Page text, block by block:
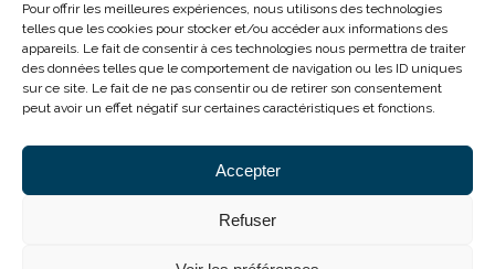
Pour offrir les meilleures expériences, nous utilisons des technologies
telles que les cookies pour stocker et/ou accéder aux informations des
appareils. Le fait de consentir à ces technologies nous permettra de traiter
des données telles que le comportement de navigation ou les ID uniques
sur ce site. Le fait de ne pas consentir ou de retirer son consentement
peut avoir un effet négatif sur certaines caractéristiques et fonctions.
Accepter
Refuser
5 rue du Colonel Moll
75017 Paris